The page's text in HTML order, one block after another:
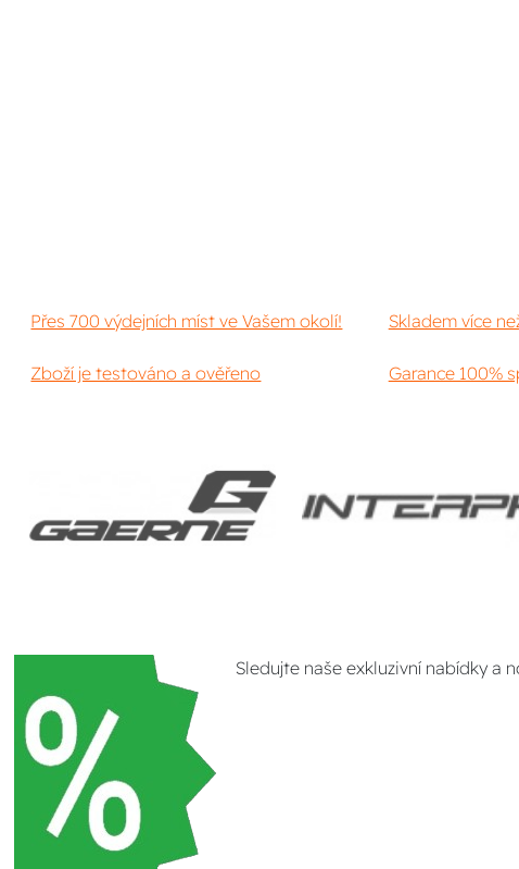
Přes 700 výdejních míst ve Vašem okolí! Skladem více
Zboží je testováno a ověřeno Garance 100%
Sledujte naše exkluzivní nabídky a